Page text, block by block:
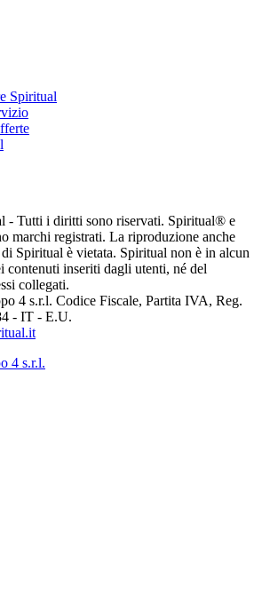
Spiritual
- Tutti i diritti sono riservati. Spiritual® e
marchi registrati. La riproduzione anche
Spiritual è vietata. Spiritual non è in alcun
contenuti inseriti dagli utenti, né del
collegati.
4 s.r.l. Codice Fiscale, Partita IVA, Reg.
- IT - E.U.
4 s.r.l.